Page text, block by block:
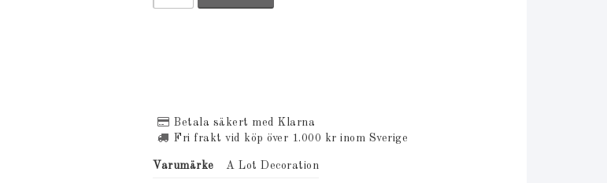
Betala säkert med Klarna
Fri frakt vid köp över 1.000 kr inom Sverige
Varumärke A Lot Decoration